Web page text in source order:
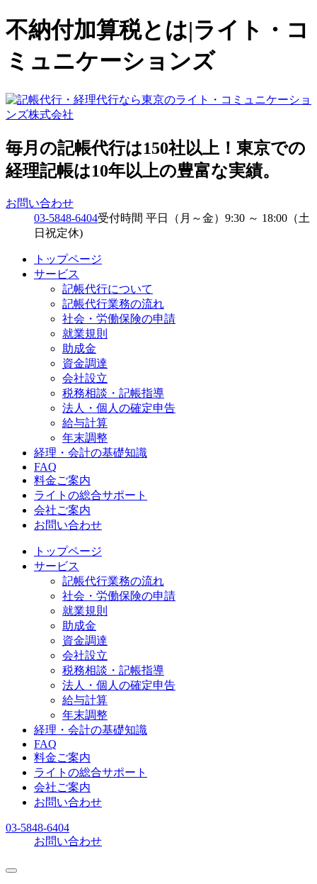
不納付加算税とは|ライト・コ
ミュニケーションズ
毎月の記帳代行は150社以上！東京での
経理記帳は10年以上の豊富な実績。
お問い合わせ
03-5848-6404受付時間 平日（月～金）9:30 ～ 18:00（土
日祝定休)
トップページ
サービス
記帳代行について
記帳代行業務の流れ
社会・労働保険の申請
就業規則
助成金
資金調達
会社設立
税務相談・記帳指導
法人・個人の確定申告
給与計算
年末調整
経理・会計の基礎知識
FAQ
料金ご案内
ライトの総合サポート
会社ご案内
お問い合わせ
トップページ
サービス
記帳代行業務の流れ
社会・労働保険の申請
就業規則
助成金
資金調達
会社設立
税務相談・記帳指導
法人・個人の確定申告
給与計算
年末調整
経理・会計の基礎知識
FAQ
料金ご案内
ライトの総合サポート
会社ご案内
お問い合わせ
03-5848-6404
お問い合わせ